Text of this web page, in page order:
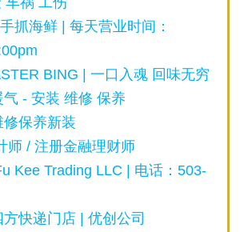
抓海鲜 | 每天营业时间：
BING | 一口入魂 回味无穷
气 - 安装 维修 保养
保养新装
师 / 注册金融理财师
Kee Trading LLC | 电话：503-
快递门店 | 优创公司